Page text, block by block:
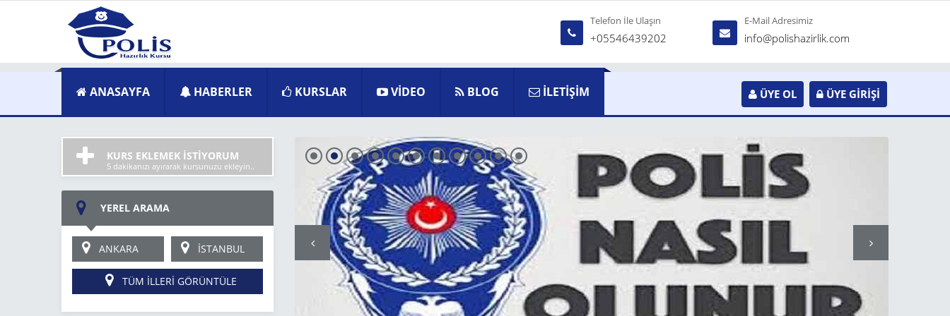
Telefon İle Ulaşın
+05546439202
E-Mail Adresimiz
info@polishazirlik.com
ANASAYFA HABERLER KURSLAR VİDEO BLOG İLETİŞİM ÜYE OL ÜYE GİRİŞİ
KURS EKLEMEK İSTİYORUM
5 dakikanızı ayırarak kursunuzu ekleyin..
YEREL ARAMA
ANKARA İSTANBUL
TÜM İLLERİ GÖRÜNTÜLE